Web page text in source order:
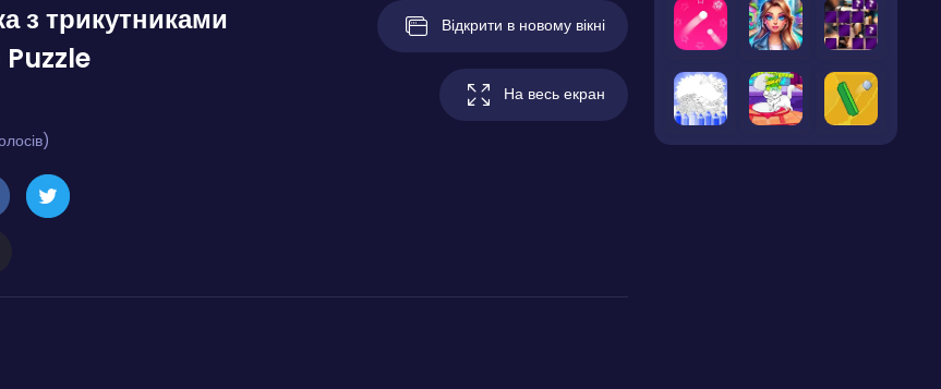
з трикутниками
Відкрити в новому вікні
На весь екран